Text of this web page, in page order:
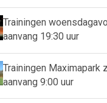
Trainingen
aanvang 19:30 uur
Trainingen Maximapark
aanvang 9:00 uur